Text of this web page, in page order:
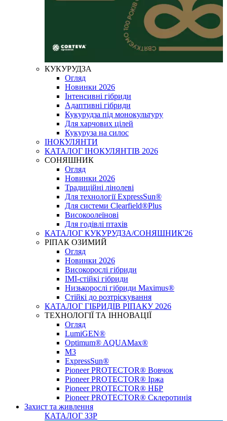
КУКУРУДЗА
Огляд
Новинки 2026
Інтенсивні гібриди
Адаптивні гібриди
Кукурудза під монокультуру
Для харчових цілей
Кукуруза на силос
ІНОКУЛЯНТИ
КАТАЛОГ ІНОКУЛЯНТІВ 2026
СОНЯШНИК
Огляд
Новинки 2026
Традиційні лінолеві
Для технології ExpressSun®
Для системи Clearfield®Plus
Високоолеїнові
Для годівлі птахів
КАТАЛОГ КУКУРУДЗА/СОНЯШНИК'26
РІПАК ОЗИМИЙ
Огляд
Новинки 2026
Високорослі гібриди
IMI-стійкі гібриди
Низькорослі гібриди Maximus®
Стійкі до розтріскування
КАТАЛОГ ГІБРИДІВ РІПАКУ 2026
ТЕХНОЛОГІЇ ТА ІННОВАЦІЇ
Огляд
LumiGEN®
Optimum® AQUAMax®
М3
ExpressSun®
Pioneer PROTECTOR® Вовчок
Pioneer PROTECTOR® Іржа
Pioneer PROTECTOR® НБР
Pioneer PROTECTOR® Склеротинія
Захист та живлення
КАТАЛОГ ЗЗР